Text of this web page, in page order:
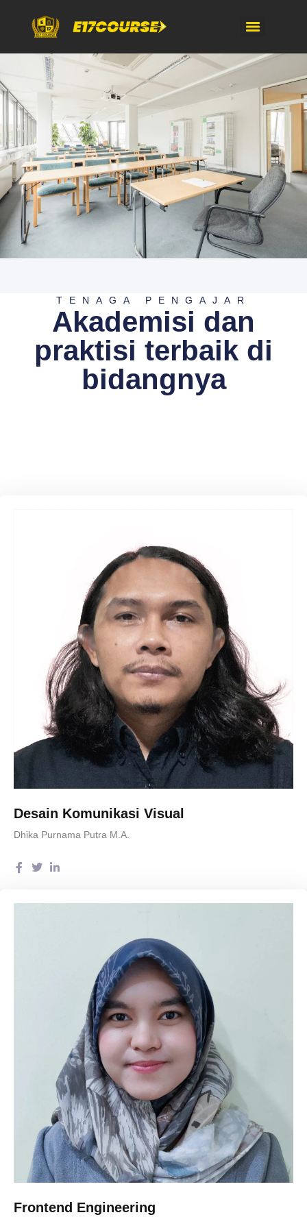
TENAGA PENGAJAR
Akademisi dan
praktisi terbaik di
bidangnya
Desain Komunikasi Visual
Dhika Purnama Putra M.A.
Frontend Engineering